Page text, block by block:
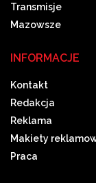
Transmisje
Mazowsze
INFORMACJE
Kontakt
Redakcja
Reklama
Makiety
Praca